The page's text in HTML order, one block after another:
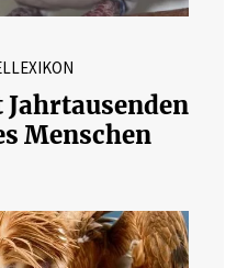
Jahrtausenden
Menschen